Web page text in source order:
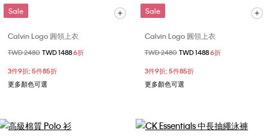
Sale
Calvin Logo 圓領上衣
價格扣減從
TWD 2480 至
TWD 14886折
3件9折; 5件85折
更多顏色可選
Sale
Calvin Logo 圓領上衣
價格扣減從
TWD 2480 至
TWD 14886折
3件9折; 5件85折
更多顏色可選